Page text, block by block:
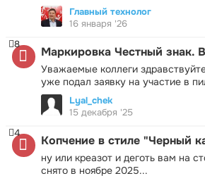
Главный технолог
16 января '26
Маркировка Честный знак.
Уважаемые коллеги
уже подал заявку на участие в
8
Lyal_chek
15 декабря '25
Копчение в стиле "Черный
ну или креазот и деготь вам на
снято в ноябре 2025...
4